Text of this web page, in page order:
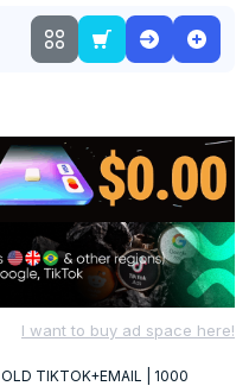
I want to buy ad space here!
OLD TIKTOK+EMAIL | 1000